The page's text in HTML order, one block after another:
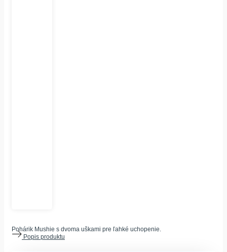
Pohárik Mushie s dvoma uškami pre ľahké uchopenie.
Popis produktu